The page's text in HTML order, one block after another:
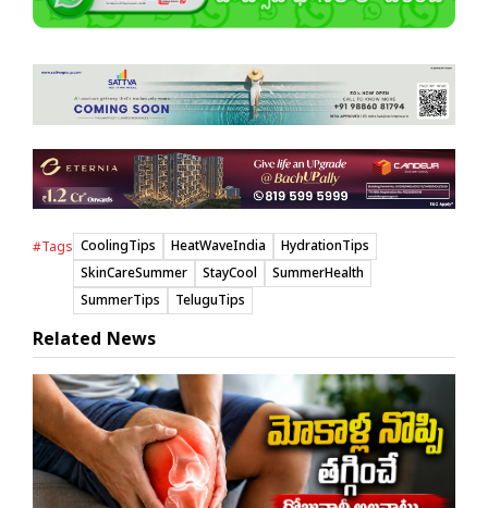
#Tags CoolingTips HeatWaveIndia
HydrationTips
SkinCareSummer
StayCool
SummerHealth
SummerTips
TeluguTips
Related News